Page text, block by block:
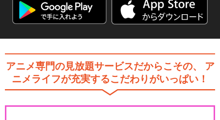
アニメ専門の見放題サービスだからこその、
ア
ニメライフが充実するこだわりがいっぱい！